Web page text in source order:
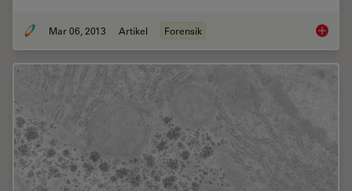
Mar 06, 2013 Artikel Forensik Every